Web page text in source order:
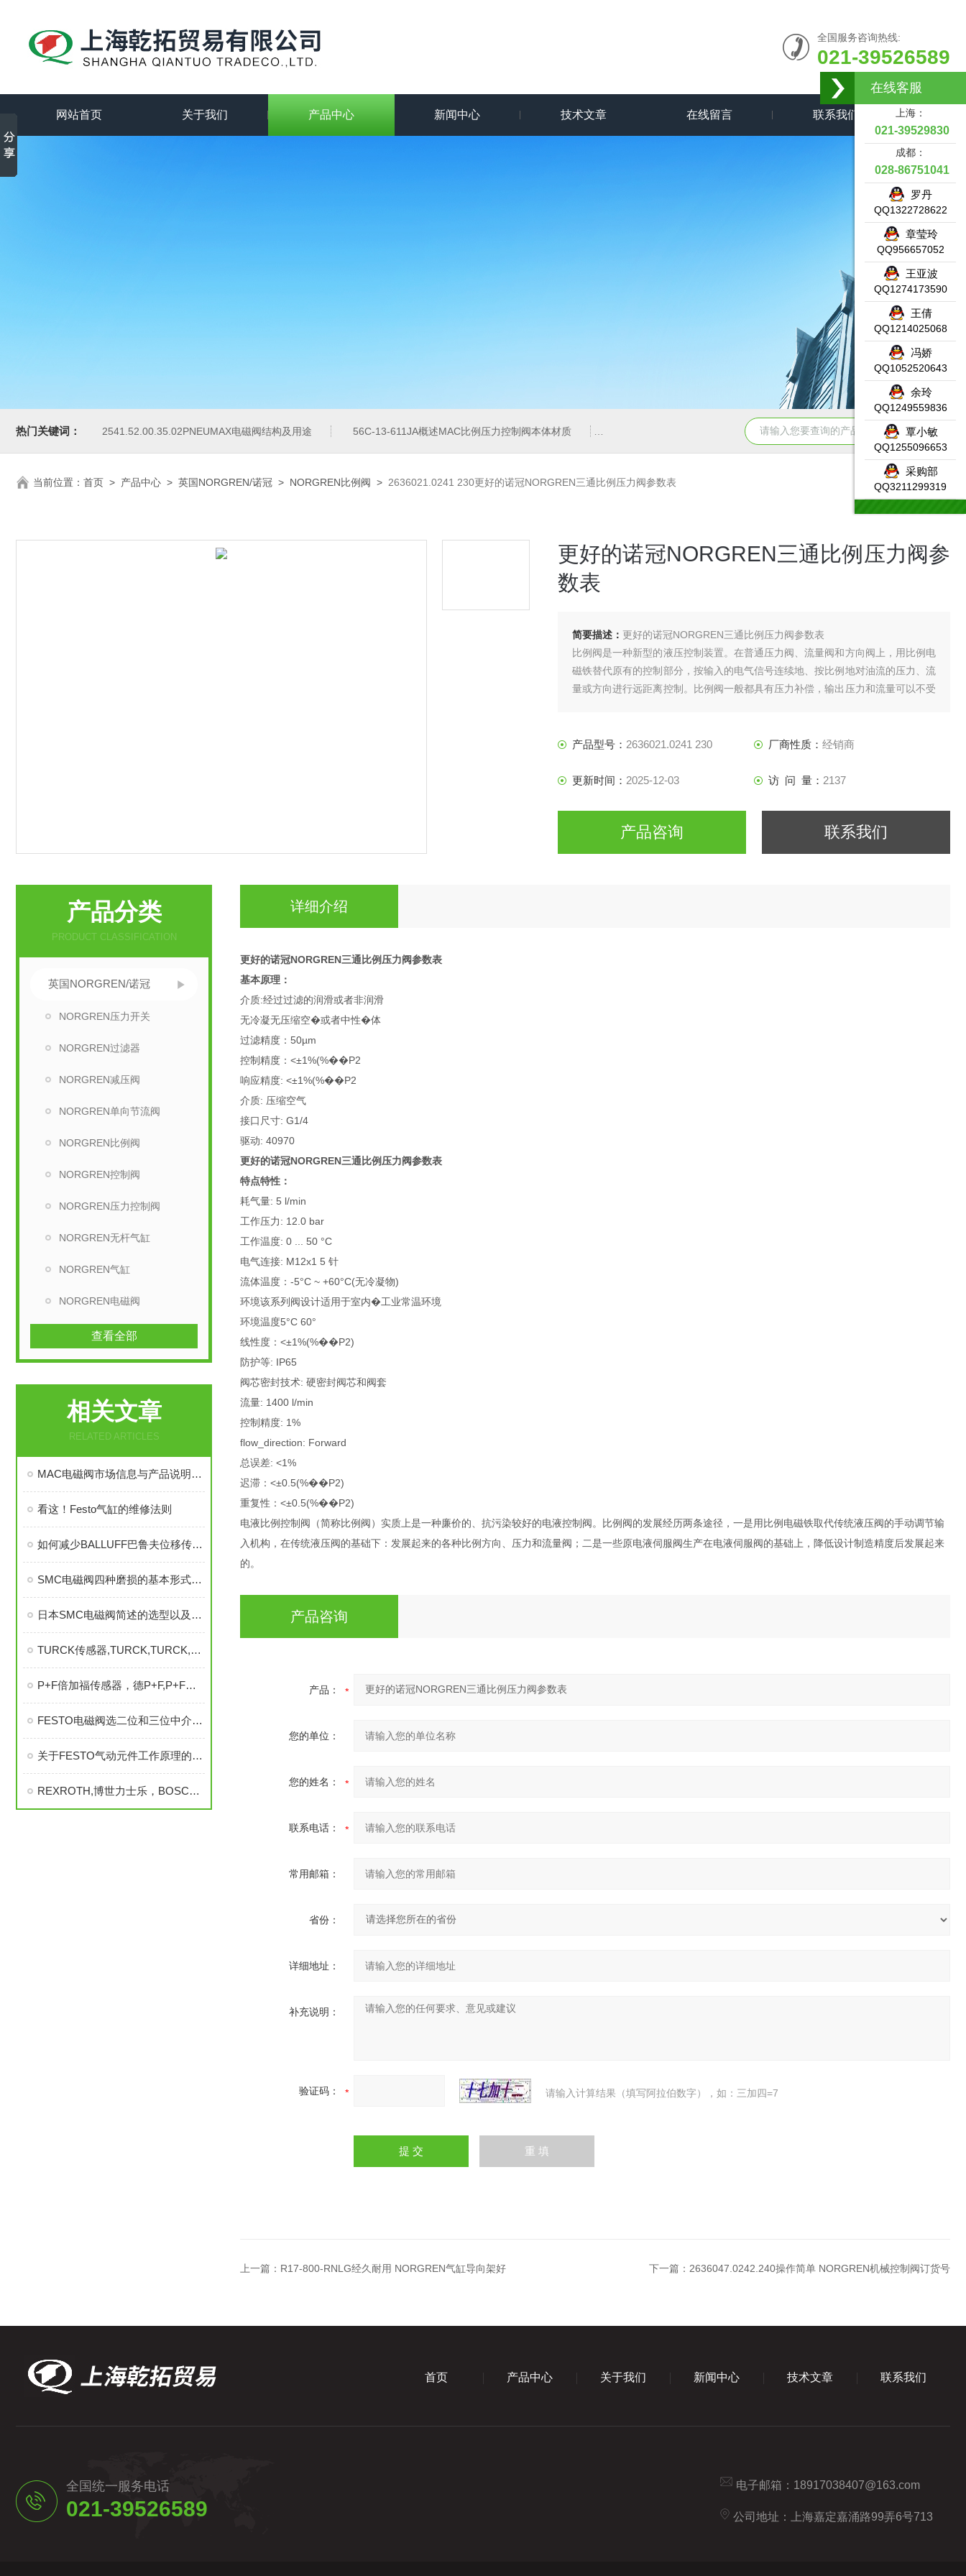
全国服务咨询热线:
021-39526589
网站首页 关于我们 产品中心 新闻中心 技术文章 在线留言 联系我们
热门关键词： 2541.52.00.35.02PNEUMAX电磁阀结构及用途 56C-13-611JA概述MAC比例压力控制阀本体材质 6ES7331-7KF02-0AB0SIEMENS输入模块产品示意图 DW-AS-623-
当前位置： 首页 > 产品中心 > 英国NORGREN/诺冠 > NORGREN比例阀 > 2636021.0241 230更好的诺冠NORGREN三通比例压力阀参数表
更好的诺冠NORGREN三通比例压力阀参
数表
简要描述： 更好的诺冠NORGREN三通比例压力阀参数表
比例阀是一种新型的液压控制装置。在普通压力阀、流量阀和方向阀上，用比例电
磁铁替代原有的控制部分，按输入的电气信号连续地、按比例地对油流的压力、流
量或方向进行远距离控制。比例阀一般都具有压力补偿，输出压力和流量可以不受
产品型号： 2636021.0241 230 厂商性质： 经销商
更新时间： 2025-12-03 访 问 量： 2137
产品咨询 联系我们
产品分类
PRODUCT CLASSIFICATION
英国NORGREN/诺冠
NORGREN压力开关
NORGREN过滤器
NORGREN减压阀
NORGREN单向节流阀
NORGREN比例阀
NORGREN控制阀
NORGREN压力控制阀
NORGREN无杆气缸
NORGREN气缸
NORGREN电磁阀
查看全部
相关文章
RELATED ARTICLES
MAC电磁阀市场信息与产品说明书，MAC电磁阀
看这！Festo气缸的维修法则
如何减少BALLUFF巴鲁夫位移传感器在使用过程中损坏概率？
SMC电磁阀四种磨损的基本形式资料是怎样工作
日本SMC电磁阀简述的选型以及主要应用
TURCK传感器,TURCK,TURCK,TURCK,TURCK,德TURCK
P+F倍加福传感器，德P+F,P+F倍加福编码器
FESTO电磁阀选二位和三位中介有什么关联?
关于FESTO气动元件工作原理的介绍
REXROTH,博世力士乐，BOSCH,力士乐
详细介绍
更好的诺冠NORGREN三通比例压力阀参数表
基本原理：
介质:经过过滤的润滑或者非润滑
无冷凝无压缩空�或者中性�体
过滤精度：50µm
控制精度：<±1%(%��P2
响应精度: <±1%(%��P2
介质: 压缩空气
接口尺寸: G1/4
驱动: 40970
更好的诺冠NORGREN三通比例压力阀参数表
特点特性：
耗气量: 5 l/min
工作压力: 12.0 bar
工作温度: 0 ... 50 °C
电气连接: M12x1 5 针
流体温度：-5°C ~ +60°C(无冷凝物)
环境该系列阀设计适用于室内�工业常温环境
环境温度5°C 60°
线性度：<±1%(%��P2)
防护等: IP65
阀芯密封技术: 硬密封阀芯和阀套
流量: 1400 l/min
控制精度: 1%
flow_direction: Forward
总误差: <1%
迟滞：<±0.5(%��P2)
重复性：<±0.5(%��P2)
电液比例控制阀（简称比例阀）实质上是一种廉价的、抗污染较好的电液控制阀。比例阀的发展经历两条途径，一是用比例电磁铁取代传统液压阀的手动调节输
入机构，在传统液压阀的基础下：发展起来的各种比例方向、压力和流量阀；二是一些原电液伺服阀生产在电液伺服阀的基础上，降低设计制造精度后发展起来
的。
产品咨询
产品：
您的单位：
您的姓名：
联系电话：
常用邮箱：
省份：
详细地址：
补充说明：
验证码： 请输入计算结果（填写阿拉伯数字），如：三加四=7
上一篇： R17-800-RNLG经久耐用 NORGREN气缸导向架好 下一篇： 2636047.0242.240操作简单 NORGREN机械控制阀订货号
首页 产品中心 关于我们 新闻中心 技术文章 联系我们
全国统一服务电话
021-39526589
电子邮箱： 18917038407@163.com
公司地址：上海嘉定嘉涌路99弄6号713
在线客服
上海：
021-39529830
成都：
028-86751041
罗丹
QQ1322728622
章莹玲
QQ956657052
王亚波
QQ1274173590
王倩
QQ1214025068
冯娇
QQ1052520643
余玲
QQ1249559836
覃小敏
QQ1255096653
采购部
QQ3211299319